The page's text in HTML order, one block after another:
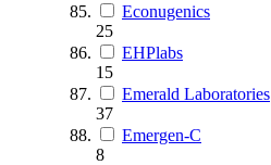
Econugenics
25
EHPlabs
15
Emerald Laboratories
37
Emergen-C
8